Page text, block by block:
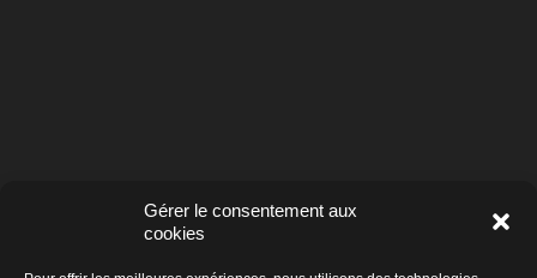
Gérer le consentement aux
cookies